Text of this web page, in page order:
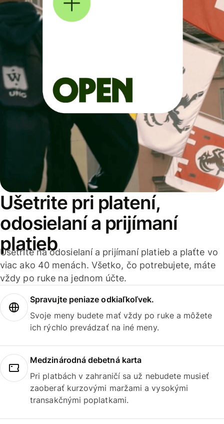
Ušetrite pri platení,
odosielaní a prijímaní
platieb
Ušetrite na odosielaní a prijímaní platieb a plaťte vo
viac ako 40 menách. Všetko, čo potrebujete, máte
vždy po ruke na jednom účte.
Spravujte peniaze odkiaľkoľvek.
Svoje meny budete mať vždy po ruke a môžete
ich rýchlo prevádzať na iné meny.
Medzinárodná debetná karta
Pri platbách v zahraničí sa už nebudete musieť
zaoberať kurzovými maržami a vysokými
transakčnými poplatkami.